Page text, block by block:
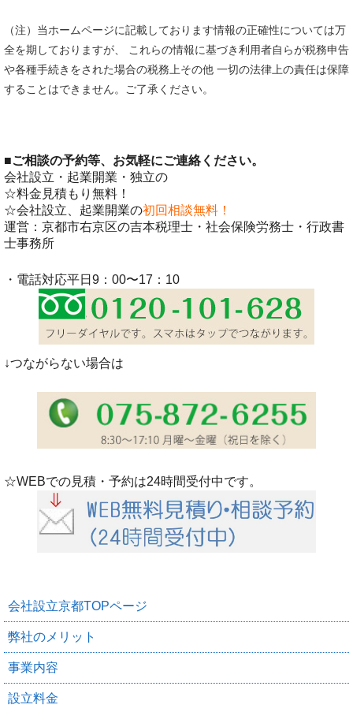
（注）当ホームページに記載しております情報の正確性については万
全を期しておりますが、 これらの情報に基づき利用者自らが税務申告
や各種手続きをされた場合の税務上その他 一切の法律上の責任は保障
することはできません。ご了承ください。
■ご相談の予約等、お気軽にご連絡ください。
会社設立・起業開業・独立の
☆料金見積もり無料！
☆会社設立、起業開業の初回相談無料！
運営：京都市右京区の吉本税理士・社会保険労務士・行政書
士事務所
・電話対応平日9：00〜17：10
↓つながらない場合は
☆WEBでの見積・予約は24時間受付中です。
会社設立京都TOPページ
弊社のメリット
事業内容
設立料金